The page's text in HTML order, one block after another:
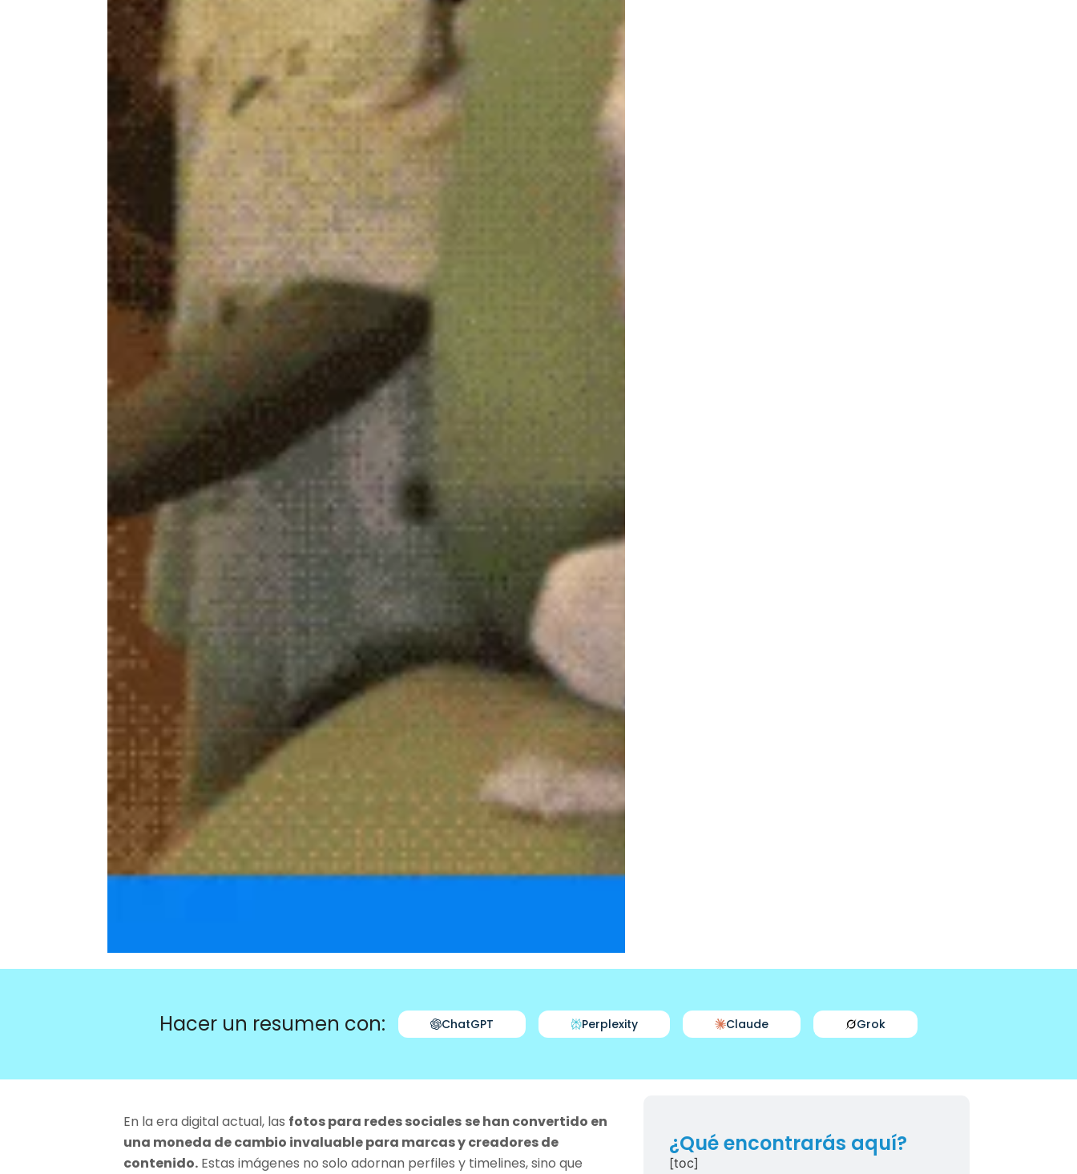
Hacer un resumen con: ChatGPT Perplexity Claude Grok
En la era digital actual, las fotos para redes sociales se han convertido en
una moneda de cambio invaluable para marcas y creadores de
contenido. Estas imágenes no solo adornan perfiles y timelines, sino que
¿Qué encontrarás aquí?
[toc]